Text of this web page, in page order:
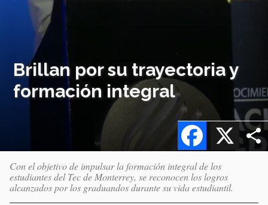
Brillan por su trayectoria y
formación integral
X
Facebook
Con el objetivo de impulsar la formación integral de los
estudiantes del Tec de Monterrey, se reconocen los logros
alcanzados por los graduandos durante su vida estudiantil.